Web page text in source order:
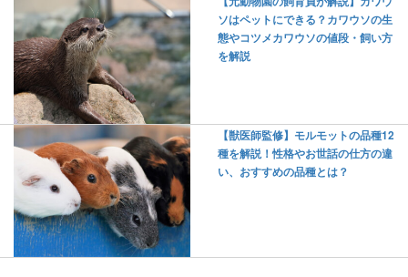
ソはペットにできる？カワウソの生
態やコツメカワウソの値段・飼い方
を解説
【獣医師監修】モルモットの品種12
種を解説！性格やお世話の仕方の違
い、おすすめの品種とは？